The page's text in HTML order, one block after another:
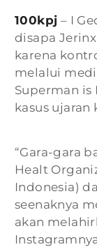
100kpj – I
disapa
karena
melalui
Superman is
kasus ujaran
“Gara-gara
Healt
Indonesia)
seenaknya
akan